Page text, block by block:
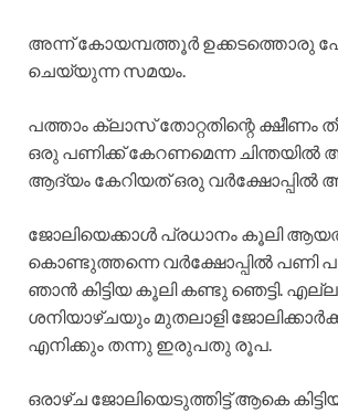
അന്ന് കോയമ്പത്തൂർ ഉക്കടത്തൊരു
ചെയ്യുന്ന സമയം.
പത്താം ക്ലാസ് തോറ്റതിന്റെ ക്ഷീണം
ഒരു പണിക്ക് കേറണമെന്ന ചിന്തയിൽ
ആദ്യം കേറിയത് ഒരു വർക്ഷോപ്പിൽ
ജോലിയെക്കാൾ പ്രധാനം കൂലി
കൊണ്ടുത്തന്നെ വർക്ഷോപ്പിൽ പണി
ഞാൻ കിട്ടിയ കൂലി കണ്ടു ഞെട്ടി.
ശനിയാഴ്ചയും മുതലാളി
എനിക്കും തന്നു ഇരുപതു രൂപ.
ഒരാഴ്ച ജോലിയെടുത്തിട്ട് ആകെ